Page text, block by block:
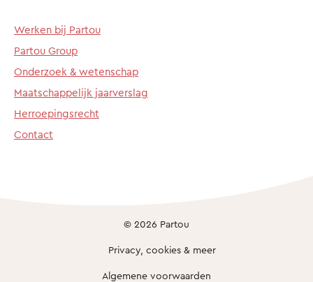
Werken bij Partou
Partou Group
Onderzoek & wetenschap
Maatschappelijk jaarverslag
Herroepingsrecht
Contact
© 2026 Partou
Privacy, cookies & meer
Algemene voorwaarden